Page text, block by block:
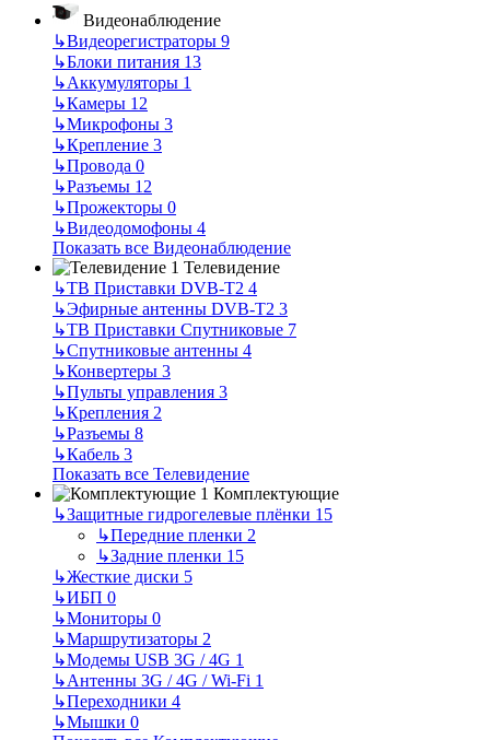
Видеонаблюдение
↳Видеорегистраторы 9
↳Блоки питания 13
↳Аккумуляторы 1
↳Камеры 12
↳Микрофоны 3
↳Крепление 3
↳Провода 0
↳Разъемы 12
↳Прожекторы 0
↳Видеодомофоны 4
Показать все Видеонаблюдение
Телевидение
↳ТВ Приставки DVB-T2 4
↳Эфирные антенны DVB-T2 3
↳ТВ Приставки Спутниковые 7
↳Спутниковые антенны 4
↳Конвертеры 3
↳Пульты управления 3
↳Крепления 2
↳Разъемы 8
↳Кабель 3
Показать все Телевидение
Комплектующие
↳Защитные гидрогелевые плёнки 15
↳Передние пленки 2
↳Задние пленки 15
↳Жесткие диски 5
↳ИБП 0
↳Мониторы 0
↳Маршрутизаторы 2
↳Модемы USB 3G / 4G 1
↳Антенны 3G / 4G / Wi-Fi 1
↳Переходники 4
↳Мышки 0